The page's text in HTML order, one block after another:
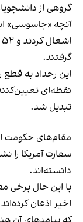
گروهی از
آنچه «جاسوسی»
گرفتند.
این رخداد به قطع
نقطه‌ای
تبدیل شد.
مقام‌های حکومت
سفارت آمریکا را
دانسته‌اند.
با این حال برخی
اخیر اذعان